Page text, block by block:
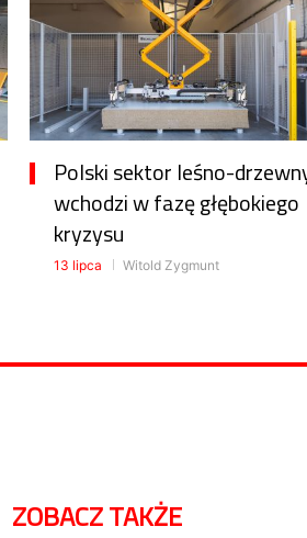
Polski sektor leśno-
wchodzi w fazę głębokiego
kryzysu
13 lipca Witold Zygmunt
ZOBACZ TAKŻE